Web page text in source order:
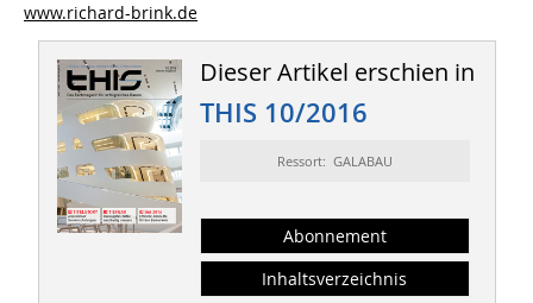
www.richard-brink.de
Dieser Artikel erschien in
THIS 10/2016
Ressort: GALABAU
Abonnement
Inhaltsverzeichnis